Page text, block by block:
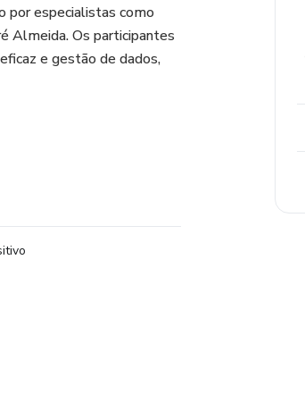
por especialistas como
Almeida. Os participantes
e gestão de dados,